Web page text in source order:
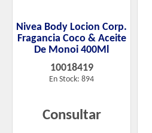
Nivea Body Locion Corp.
Fragancia Coco & Aceite
De Monoi 400Ml
10018419
En Stock: 894
Consultar